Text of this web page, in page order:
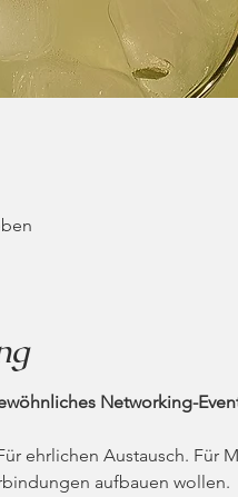
Networking-
ehrlichen Austausch. Für
aufbauen wollen.